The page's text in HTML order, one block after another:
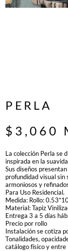
PERLA
$ 3,060
La colección Perla se
inspirada en la
Sus diseños
profundidad visual sin
armoniosos y
Para Uso Residencial.
Medida: Rollo:
Material: Tapiz
Entrega 3 a 5 días
Precio por rollo
Instalación se cotiza
Tonalidades,
catálogo físico y entre